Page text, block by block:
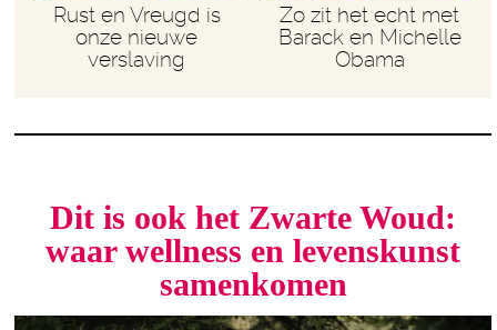
Rust en Vreugd is
onze nieuwe
verslaving
Zo zit het echt met
Barack en Michelle
Obama
Dit is ook het Zwarte Woud:
waar wellness en levenskunst
samenkomen